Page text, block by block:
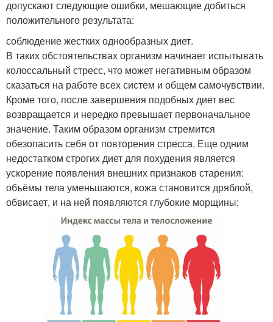
допускают следующие ошибки, мешающие добиться
положительного результата:
соблюдение жестких однообразных диет.
В таких обстоятельствах организм начинает испытывать
колоссальный стресс, что может негативным образом
сказаться на работе всех систем и общем самочувствии.
Кроме того, после завершения подобных диет вес
возвращается и нередко превышает первоначальное
значение. Таким образом организм стремится
обезопасить себя от повторения стресса. Еще одним
недостатком строгих диет для похудения является
ускорение появления внешних признаков старения:
объёмы тела уменьшаются, кожа становится дряблой,
обвисает, и на ней появляются глубокие морщины;